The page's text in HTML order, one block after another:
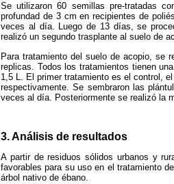
Se utilizaron 60 semillas pre-tratadas
profundad de 3 cm en recipientes de
veces al día. Luego de 13 días, se
realizó un segundo trasplante al suelo de
Para tratamiento del suelo de acopio, se
replicas. Todos los tratamientos tienen
1,5 L. El primer tratamiento es el control,
respectivamente. Se sembraron las
veces al día. Posteriormente se realizó la
3. Análisis de resultados
A partir de residuos sólidos urbanos y
favorables para su uso en el tratamiento
árbol nativo de ébano.